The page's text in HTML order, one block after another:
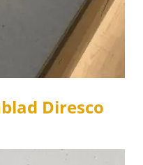
Diresco